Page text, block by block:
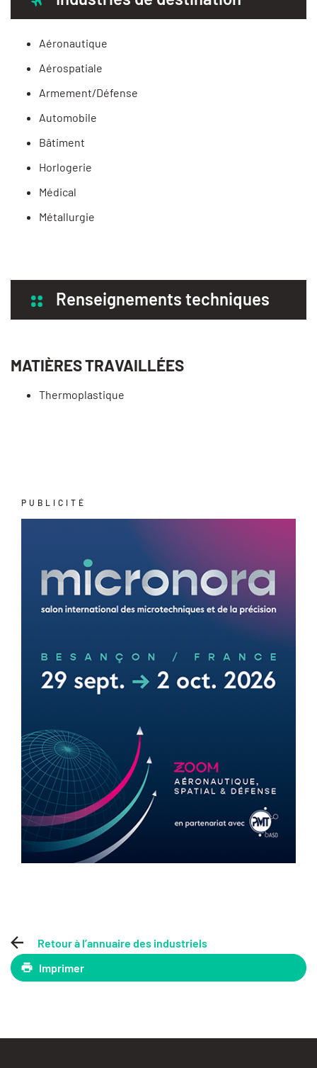
Aéronautique
Aérospatiale
Armement/Défense
Automobile
Bâtiment
Horlogerie
Médical
Métallurgie
Renseignements techniques
MATIÈRES TRAVAILLÉES
Thermoplastique
PUBLICITÉ
Retour à l’annuaire des industriels
Imprimer